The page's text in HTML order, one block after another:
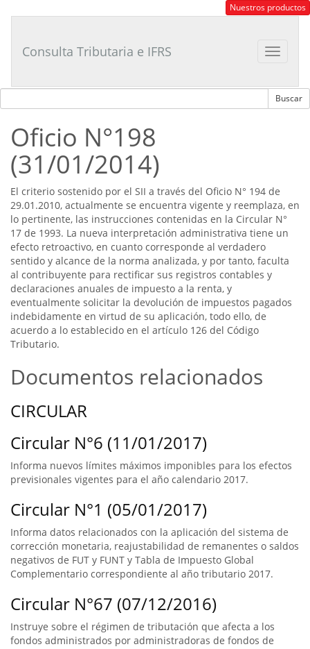
Tributario
Nuestros productos
Toggle
Consulta Tributaria e IFRS
Oficio N°198
(31/01/2014)
El criterio sostenido por el SII a través del Oficio N° 194 de
29.01.2010, actualmente se encuentra vigente y reemplaza, en
lo pertinente, las instrucciones contenidas en la Circular N°
17 de 1993. La nueva interpretación administrativa tiene un
efecto retroactivo, en cuanto corresponde al verdadero
sentido y alcance de la norma analizada, y por tanto, faculta
al contribuyente para rectificar sus registros contables y
declaraciones anuales de impuesto a la renta, y
eventualmente solicitar la devolución de impuestos pagados
indebidamente en virtud de su aplicación, todo ello, de
acuerdo a lo establecido en el artículo 126 del Código
Tributario.
Documentos relacionados
CIRCULAR
Circular N°6 (11/01/2017)
Informa nuevos límites máximos imponibles para los efectos
previsionales vigentes para el año calendario 2017.
Circular N°1 (05/01/2017)
Informa datos relacionados con la aplicación del sistema de
corrección monetaria, reajustabilidad de remanentes o saldos
negativos de FUT y FUNT y Tabla de Impuesto Global
Complementario correspondiente al año tributario 2017.
Circular N°67 (07/12/2016)
Instruye sobre el régimen de tributación que afecta a los
fondos administrados por administradoras de fondos de